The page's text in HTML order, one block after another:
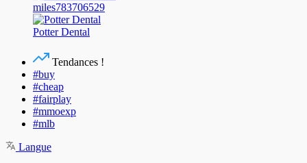
miles783706529
Potter Dental
Tendances !
#buy
#cheap
#fairplay
#mmoexp
#mlb
Langue